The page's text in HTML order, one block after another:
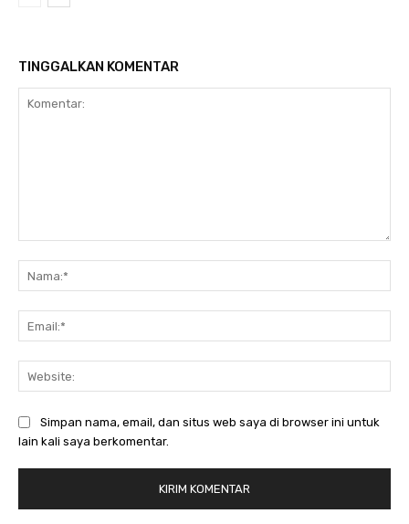
TINGGALKAN KOMENTAR
Simpan nama, email, dan situs web saya di browser ini untuk
lain kali saya berkomentar.